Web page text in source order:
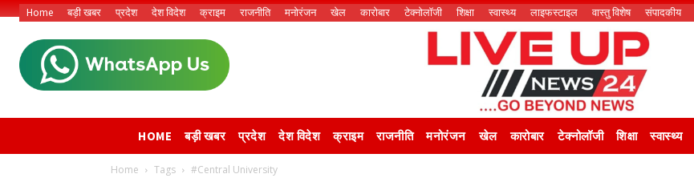
Home बड़ी खबर प्रदेश देश विदेश क्राइम राजनीति मनोरंजन खेल कारोबार टेक्नोलॉजी शिक्षा स्वास्थ्य लाइफस्टाइल वास्तु विशेष संपादकीय
HOME बड़ी खबर प्रदेश देश विदेश क्राइम राजनीति मनोरंजन खेल कारोबार टेक्नोलॉजी शिक्षा स्वास्थ्य
Home Tags #Central University